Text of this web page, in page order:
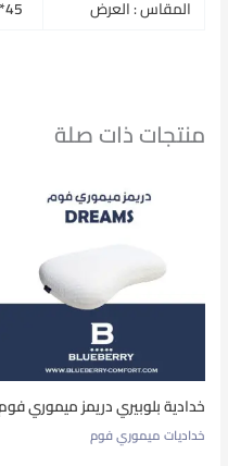
المقاس : العرض 45*65
منتجات ذات صلة
خدادية بلوبيري دريمز ميموري فوم
خداديات ميموري فوم